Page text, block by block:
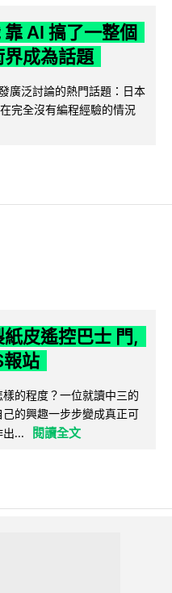
AI 搞了一整個
成為話題
廣泛討論的熱門話題：日本
完全沒有編程經驗的情況
皮遙控巴士 門,
站
的程度？一位就讀中三的
的興趣一步步變成真正可
...
閱讀全文